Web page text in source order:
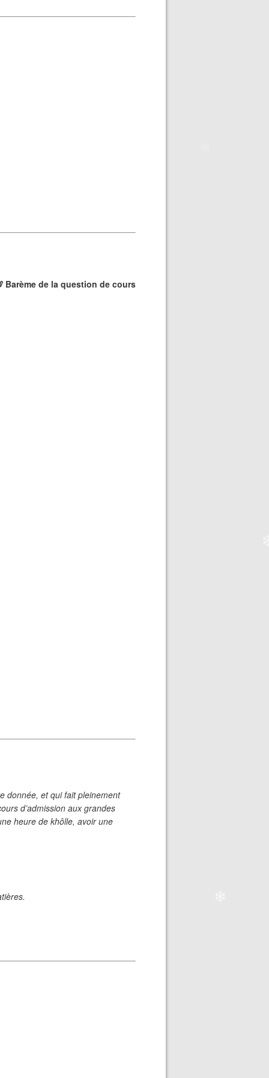
Barème de la question de cours
donnée, et qui fait pleinement
d’admission aux grandes
heure de khôlle, avoir une